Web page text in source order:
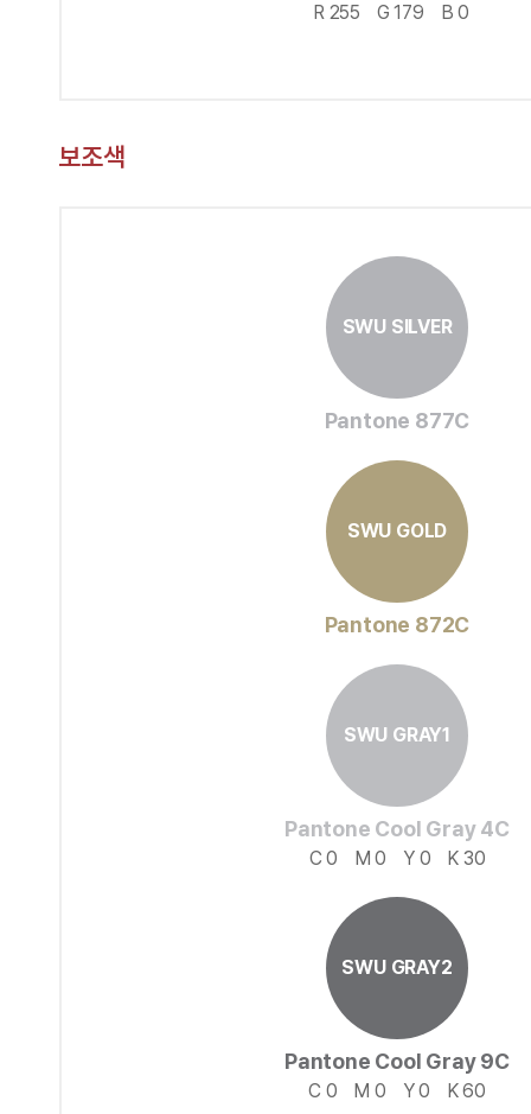
R 255
G 179 B 0
보조색
SWU SILVER
Pantone 877C
SWU GOLD
Pantone 872C
SWU GRAY1
Pantone Cool Gray 4C
C 0 M 0 Y 0 K 30
SWU GRAY2
Pantone Cool Gray 9C
C 0 M 0 Y 0 K 60